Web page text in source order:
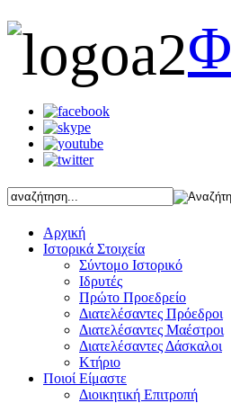
Φ
Αρχική
Ιστορικά Στοιχεία
Σύντομο Ιστορικό
Ιδρυτές
Πρώτο Προεδρείο
Διατελέσαντες Πρόεδροι
Διατελέσαντες Μαέστροι
Διατελέσαντες Δάσκαλοι
Κτήριο
Ποιοί Είμαστε
Διοικητική Επιτροπή